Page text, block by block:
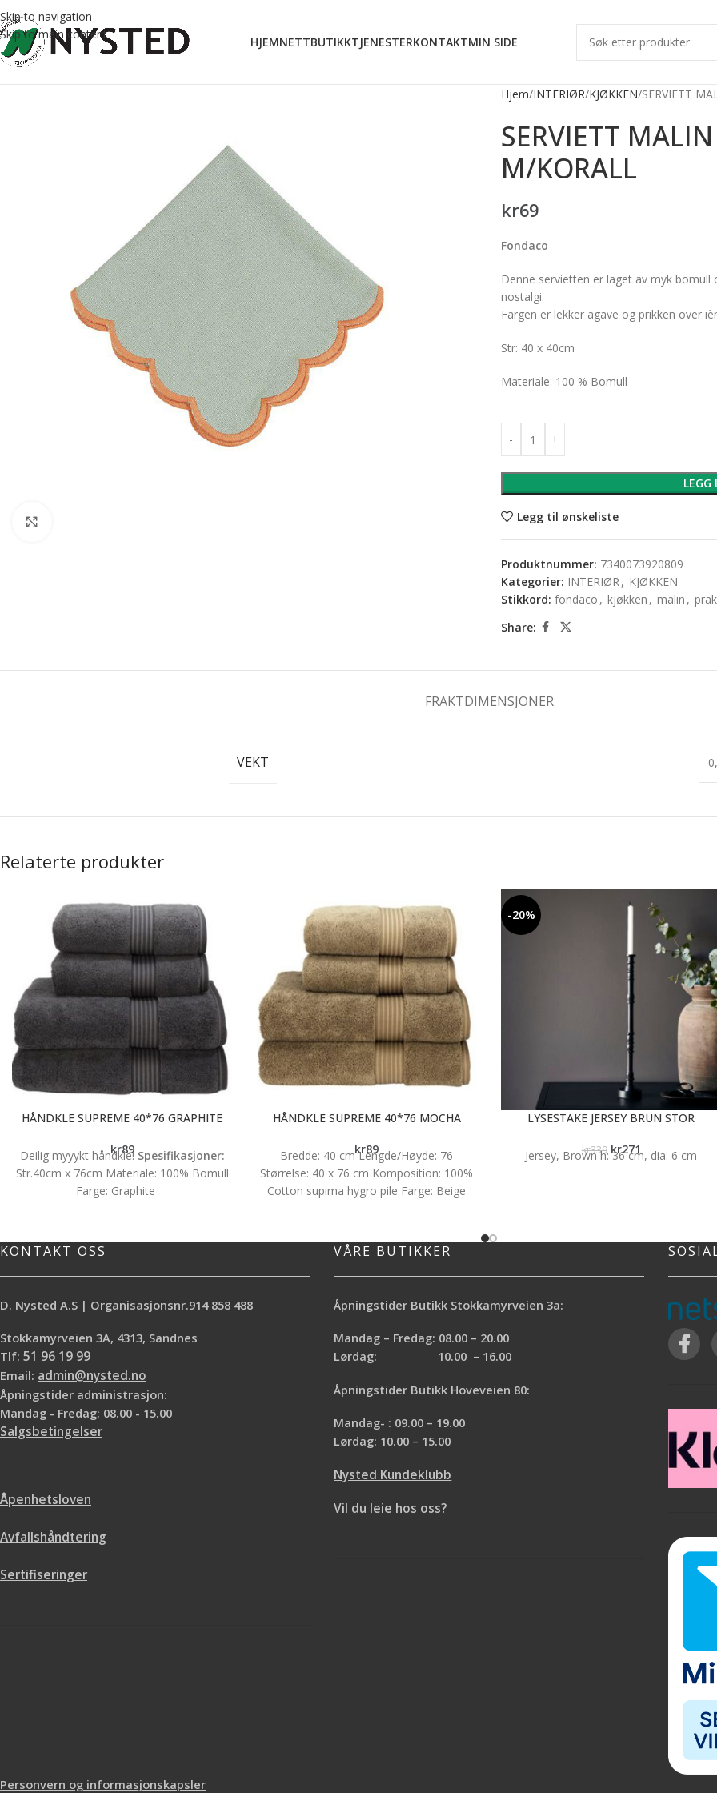
Skip to navigation
Skip to main content
HJEMNETTBUTIKKTJENESTERKONTAKTMIN SIDE
Hjem INTERIØR KJØKKEN SERVIETT
SERVIETT
M/KORALL
kr69
Fondaco
Denne servietten er laget av myk
nostalgi.
Fargen er lekker agave og prikken over
Str: 40 x 40cm
Materiale: 100 % Bomull
LEGG
Legg til ønskeliste
Produktnummer: 7340073920809
Kategorier: INTERIØR, KJØKKEN
Stikkord: fondaco , kjøkken , malin ,
Share:
FRAKTDIMENSJONER
VEKT
Relaterte produkter
HÅNDKLE SUPREME 40*76 GRAPHITE
kr89
Deilig myyykt håndkle! Spesifikasjoner:
Str.40cm x 76cm Materiale: 100% Bomull
Farge: Graphite
HÅNDKLE SUPREME 40*76 MOCHA
kr89
Bredde: 40 cm Lengde/Høyde: 76
Størrelse: 40 x 76 cm Komposition: 100%
Cotton supima hygro pile Farge: Beige
-20%
LYSESTAKE JERSEY BRUN STOR
kr339 kr271
Jersey, Brown h: 36 cm, dia: 6 cm
KONTAKT OSS
D. Nysted A.S | Organisasjonsnr.914 858 488
Stokkamyrveien 3A, 4313, Sandnes
Tlf: 51 96 19 99
Email: admin@nysted.no
Åpningstider administrasjon:
Mandag - Fredag: 08.00 - 15.00
Salgsbetingelser
Åpenhetsloven
Avfallshåndtering
Sertifiseringer
VÅRE BUTIKKER
Åpningstider Butikk Stokkamyrveien 3a:
Mandag – Fredag: 08.00 – 20.00
Lørdag: 10.00 – 16.00
Åpningstider Butikk Hoveveien 80:
Mandag- : 09.00 – 19.00
Lørdag: 10.00 – 15.00
Nysted Kundeklubb
Vil du leie hos oss?
Personvern og informasjonskapsler